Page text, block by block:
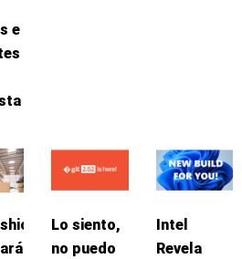
e
Lo siento,
no puedo
Intel
Revela